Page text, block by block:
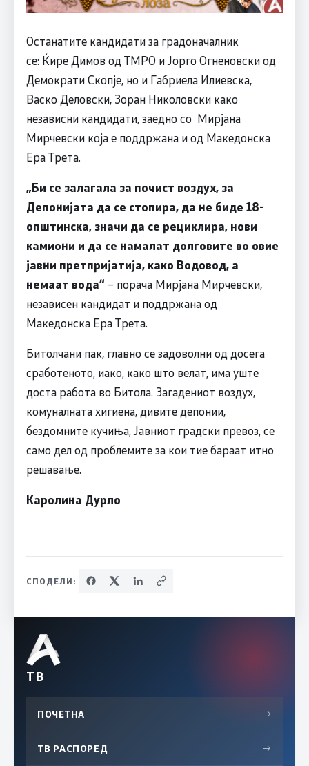
Останатите кандидати за градоначалник
се: Ќире Димов од ТМРО и Јорго Огненовски од
Демократи Скопје, но и Габриела Илиевска,
Васко Деловски, Зоран Николовски како
независни кандидати, заедно со Мирјана
Мирчевски која е поддржана и од Македонска
Ера Трета.
„Би се залагала за почист воздух, за
Депонијата да се стопира, да не биде 18-
општинска, значи да се рециклира, нови
камиони и да се намалат долговите во овие
јавни претпријатија, како Водовод, а
немаат вода“– порача Мирјана Мирчевски,
независен кандидат и поддржана од
Македонска Ера Трета.
Битолчани пак, главно се задоволни од досега
сработеното, иако, како што велат, има уште
доста работа во Битола. Загадениот воздух,
комуналната хигиена, дивите депонии,
бездомните кучиња, Јавниот градски превоз, се
само дел од проблемите за кои тие бараат итно
решавање.
Каролина Дурло
СПОДЕЛИ:
ТВ
ПОЧЕТНА →
ТВ РАСПОРЕД →